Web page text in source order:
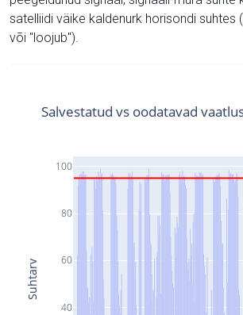
satelliidi väike kaldenurk horisondi suhtes
või "loojub").
40
60
80
100
Salvestatud vs oodatavad
Suhtarv